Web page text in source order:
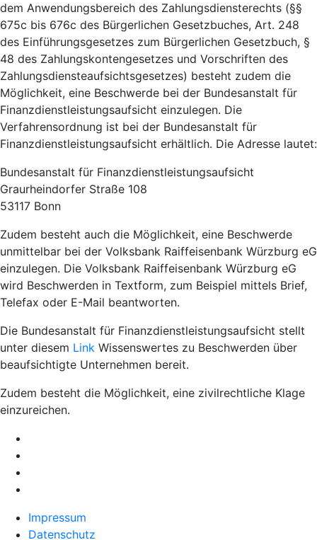
dem Anwendungsbereich des Zahlungsdiensterechts (§§
675c bis 676c des Bürgerlichen Gesetzbuches, Art. 248
des Einführungsgesetzes zum Bürgerlichen Gesetzbuch, §
48 des Zahlungskontengesetzes und Vorschriften des
Zahlungsdiensteaufsichtsgesetzes) besteht zudem die
Möglichkeit, eine Beschwerde bei der Bundesanstalt für
Finanzdienstleistungsaufsicht einzulegen. Die
Verfahrensordnung ist bei der Bundesanstalt für
Finanzdienstleistungsaufsicht erhältlich. Die Adresse lautet:
Bundesanstalt für Finanzdienstleistungsaufsicht
Graurheindorfer Straße 108
53117 Bonn
Zudem besteht auch die Möglichkeit, eine Beschwerde
unmittelbar bei der Volksbank Raiffeisenbank Würzburg eG
einzulegen. Die Volksbank Raiffeisenbank Würzburg eG
wird Beschwerden in Textform, zum Beispiel mittels Brief,
Telefax oder E-Mail beantworten.
Die Bundesanstalt für Finanzdienstleistungsaufsicht stellt
unter diesem Link Wissenswertes zu Beschwerden über
beaufsichtigte Unternehmen bereit.
Zudem besteht die Möglichkeit, eine zivilrechtliche Klage
einzureichen.
Impressum
Datenschutz